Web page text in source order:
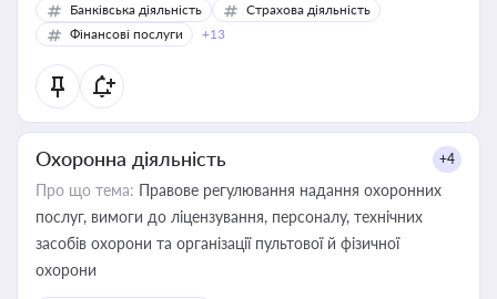
Банківська діяльність
Страхова діяльність
Фінансові послуги
+13
Охоронна діяльність +4
Про що тема: Правове регулювання надання охоронних
послуг, вимоги до ліцензування, персоналу, технічних
засобів охорони та організації пультової й фізичної
охорони